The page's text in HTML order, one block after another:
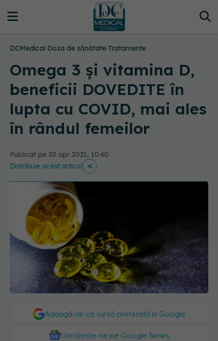
DCMedical›Doza de sănătate›Tratamente
Omega 3 și vitamina D,
beneficii DOVEDITE în
lupta cu COVID, mai ales
în rândul femeilor
Publicat pe 20 apr 2021, 10:40
Distribuie acest articol
Adaugă-ne ca sursă preferată în Google
Urmărește-ne pe Google News